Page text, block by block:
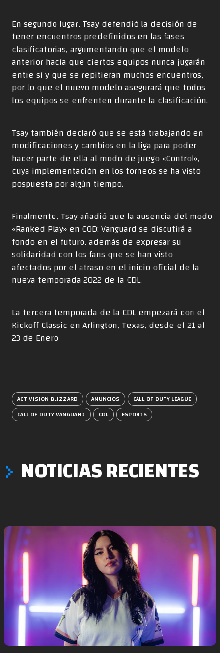
En segundo lugar, Tsay defendió la decisión de
tener encuentros predefinidos en las fases
clasificatorias, argumentando que el modelo
anterior hacía que ciertos equipos nunca jugarán
entre sí y que se repitieran muchos encuentros,
por lo que el nuevo modelo asegurará que todos
los equipos se enfrenten durante la clasificación.
Tsay también declaró que se está trabajando en
modificaciones y cambios en la liga para poder
hacer parte de ella al modo de juego «Control»,
cuya implementación en los torneos se ha visto
pospuesta por algún tiempo.
Finalmente, Tsay añadió que la ausencia del modo
«Ranked Play» en COD: Vanguard se discutirá a
fondo en el futuro, además de expresar su
solidaridad con los fans que se han visto
afectados por el atraso en el inicio oficial de la
nueva temporada 2022 de la CDL.
La tercera temporada de la CDL empezará con el
Kickoff Classic en Arlington, Texas, desde el 21 al
23 de Enero
ACTIVISION BLIZZARD ANUNCIOS
CALL OF DUTY LEAGUE
CALL OF DUTY VANGUARD
CDL ESPORTS
NOTICIAS RECIENTES